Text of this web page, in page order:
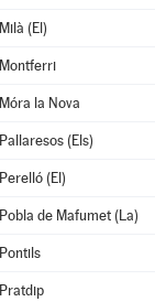
Milà (El)
Montferri
Móra la Nova
Pallaresos (Els)
Perelló (El)
Pobla de Mafumet (La)
Pontils
Pratdip